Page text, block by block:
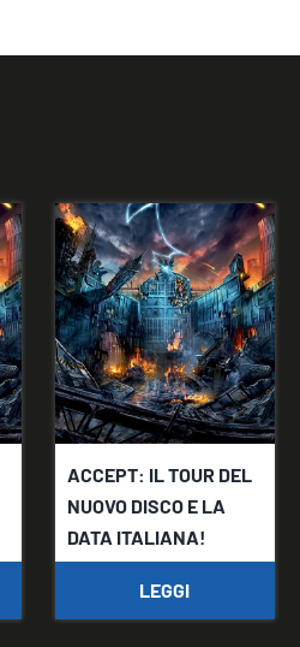
ACCEPT: IL TOUR DEL
NUOVO DISCO E LA
DATA ITALIANA!
LEGGI